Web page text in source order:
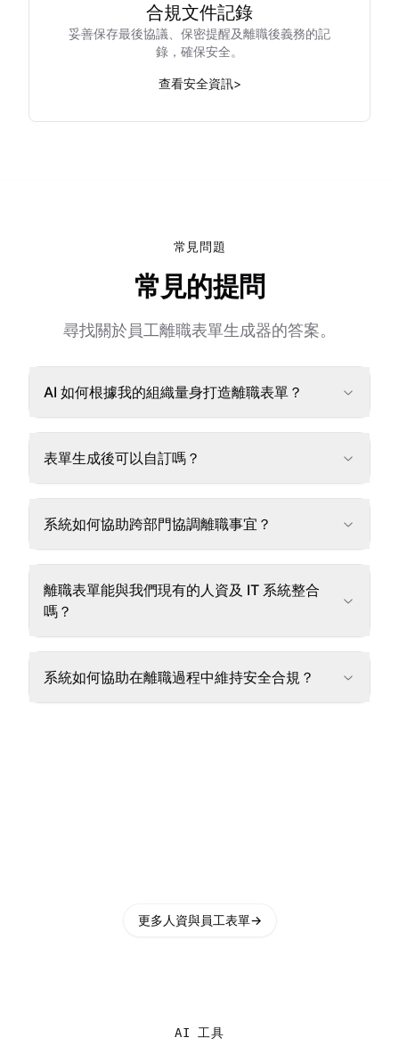
合規文件記錄
妥善保存最後協議、保密提醒及離職後義務的記
錄，確保安全。
查看安全資訊>
常見問題
常見的提問
尋找關於員工離職表單生成器的答案。
AI 如何根據我的組織量身打造離職表單？
表單生成後可以自訂嗎？
系統如何協助跨部門協調離職事宜？
離職表單能與我們現有的人資及 IT 系統整合
嗎？
系統如何協助在離職過程中維持安全合規？
更多人資與員工表單→
AI 工具